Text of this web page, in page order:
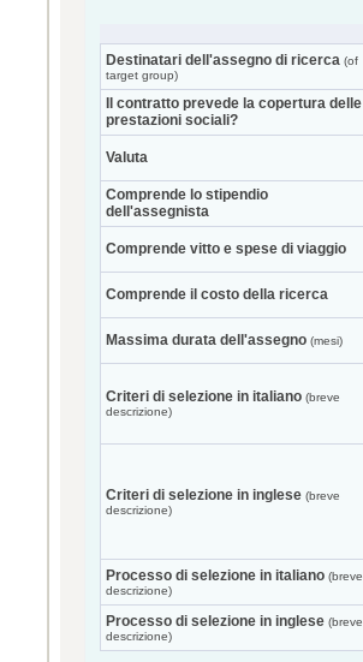
Destinatari dell'assegno di ricerca (of
target group)
Il contratto prevede la copertura delle
prestazioni sociali?
Valuta
Comprende lo stipendio
dell'assegnista
Comprende vitto e spese di viaggio
Comprende il costo della ricerca
Massima durata dell'assegno (mesi)
Criteri di selezione in italiano (breve
descrizione)
Criteri di selezione in inglese (breve
descrizione)
Processo di selezione in italiano (breve
descrizione)
Processo di selezione in inglese (breve
descrizione)